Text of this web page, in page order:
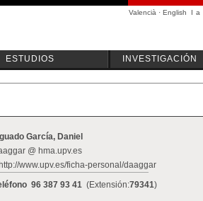
Valencià · English I a
ESTUDIOS INVESTIGACIÓN
García, Daniel
@ hma.upv.es
http://www.upv.es/ficha-personal/daaggar
96 387 93 41 (Extensión:79341)